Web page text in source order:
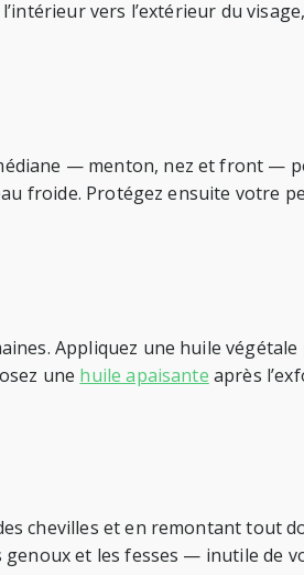
vers l’extérieur du
— menton, nez et front —
froide. Protégez ensuite votre
Appliquez une huile
une huile apaisante après
chevilles et en remontant tout
et les fesses — inutile de